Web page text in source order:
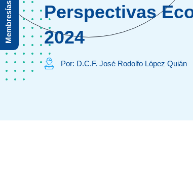
Perspectivas
2024
Por: D.C.F. José Rodolfo López Quián
Membresías